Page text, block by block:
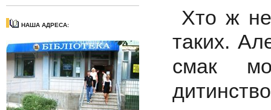
НАША АДРЕСА:
Хто ж
таких.
смак